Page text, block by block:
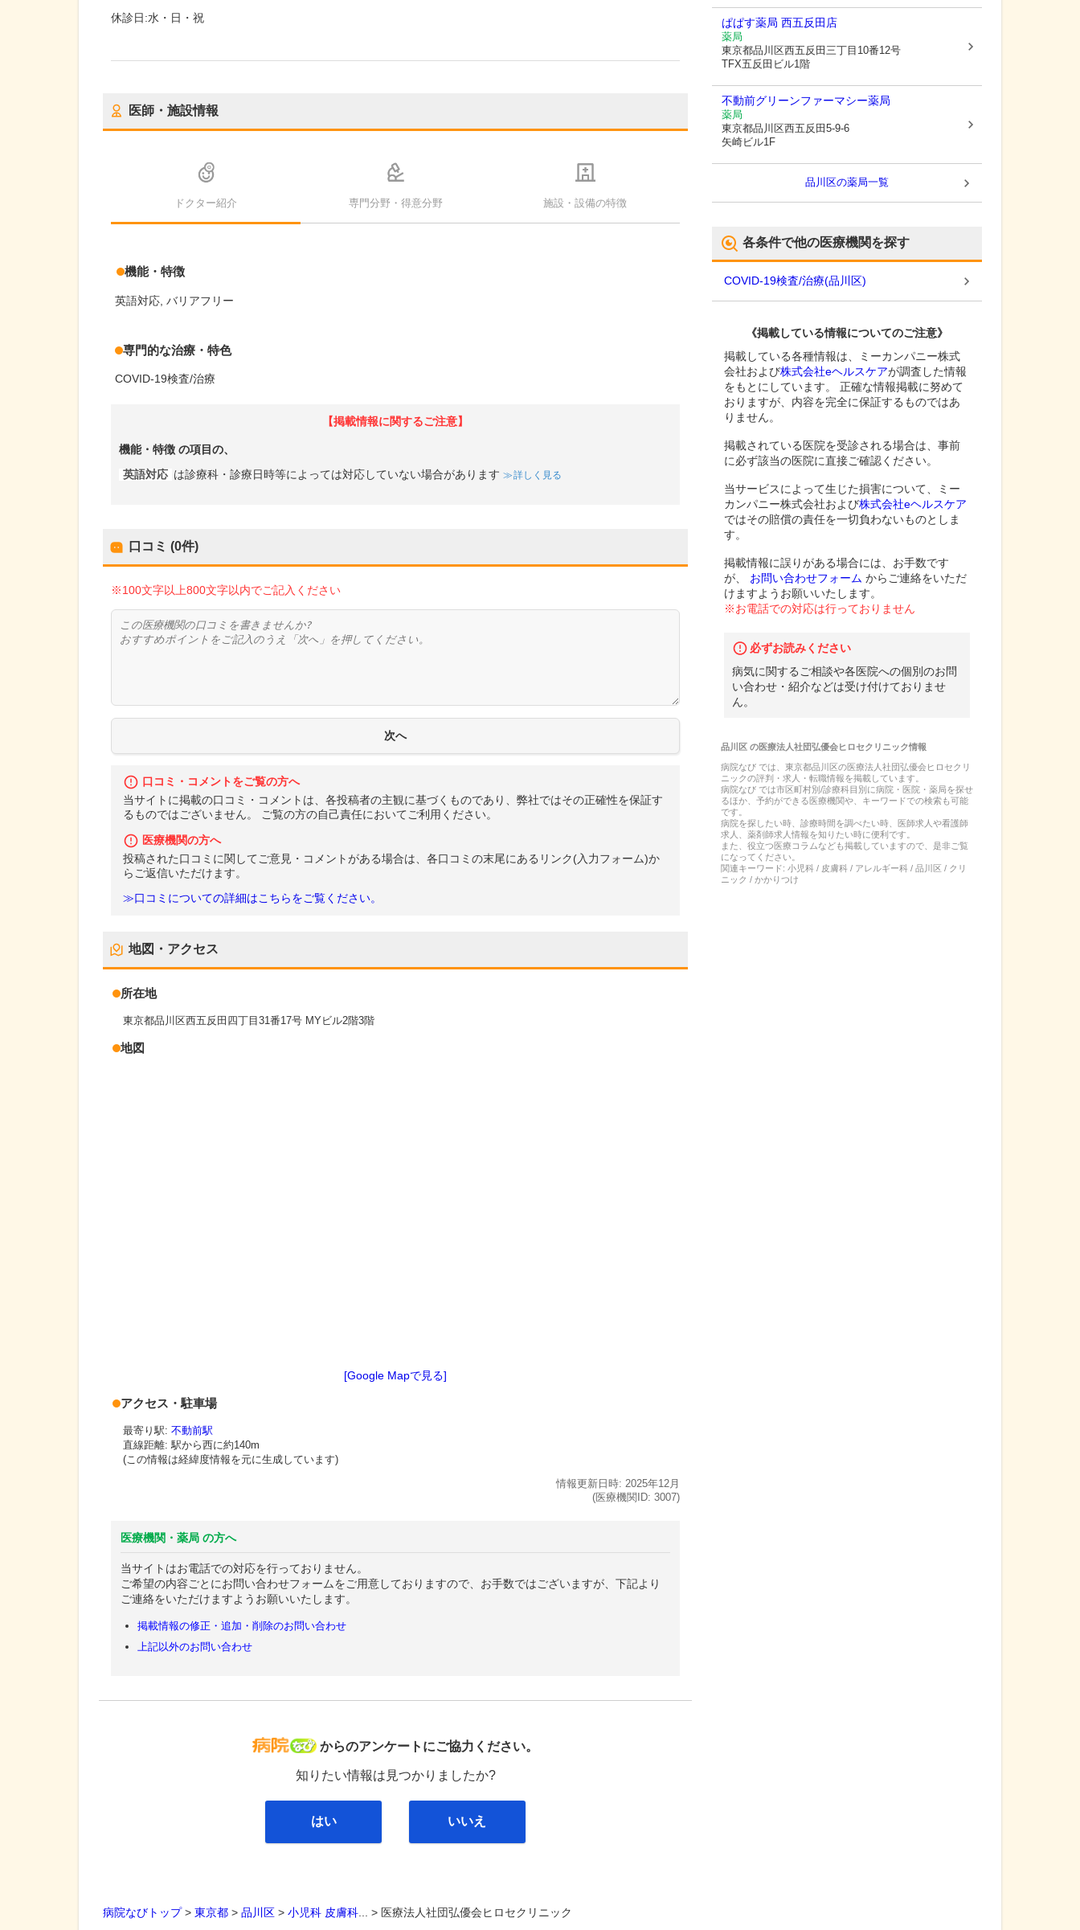
休診日:水・日・祝
医師・施設情報
ドクター紹介 専門分野・得意分野 施設・設備の特徴
機能・特徴
英語対応 バリアフリー
専門的な治療・特色
COVID-19検査/治療
【掲載情報に関するご注意】
機能・特徴 の項目の、
英語対応 は診療科・診療日時等によっては対応していない場合があります 詳しく見る
口コミ (0件)
※100文字以上800文字以内でご記入ください
口コミ・コメントをご覧の方へ
当サイトに掲載の口コミ・コメントは、各投稿者の主観に基づくものであり、弊社ではその正確性を保証す
るものではございません。 ご覧の方の自己責任においてご利用ください。
医療機関の方へ
投稿された口コミに関してご意見・コメントがある場合は、各口コミの末尾にあるリンク(入力フォーム)か
らご返信いただけます。
≫口コミについての詳細はこちらをご覧ください。
地図・アクセス
所在地
東京都品川区西五反田四丁目31番17号 MYビル2階3階
地図
[Google Mapで見る]
アクセス・駐車場
最寄り駅: 不動前駅
直線距離: 駅から西に約140m
(この情報は経緯度情報を元に生成しています)
情報更新日時: 2025年12月
(医療機関ID: 3007)
医療機関・薬局 の方へ
当サイトはお電話での対応を行っておりません。
ご希望の内容ごとにお問い合わせフォームをご用意しておりますので、お手数ではございますが、下記より
ご連絡をいただけますようお願いいたします。
掲載情報の修正・追加・削除のお問い合わせ
上記以外のお問い合わせ
病院なび
からのアンケートにご協力ください。
知りたい情報は見つかりましたか?
はい いいえ
ぱぱす薬局 西五反田店
薬局
東京都品川区西五反田三丁目10番12号
TFX五反田ビル1階
不動前グリーンファーマシー薬局
薬局
東京都品川区西五反田5-9-6
矢崎ビル1F
品川区の薬局一覧
各条件で他の医療機関を探す
COVID-19検査/治療(品川区)
《掲載している情報についてのご注意》
掲載している各種情報は、ミーカンパニー株式
会社および株式会社eヘルスケアが調査した情報
をもとにしています。 正確な情報掲載に努めて
おりますが、内容を完全に保証するものではあ
りません。
掲載されている医院を受診される場合は、事前
に必ず該当の医院に直接ご確認ください。
当サービスによって生じた損害について、ミー
カンパニー株式会社および株式会社eヘルスケア
ではその賠償の責任を一切負わないものとしま
す。
掲載情報に誤りがある場合には、お手数です
が、
お問い合わせフォーム からご連絡をいただ
けますようお願いいたします。
※お電話での対応は行っておりません
必ずお読みください
病気に関するご相談や各医院への個別のお問
い合わせ・紹介などは受け付けておりませ
ん。
品川区の医療法人社団弘優会ヒロセクリニック情報
病院なび では、 東京都品川区の医療法人社団弘優会ヒロセクリ
ニックの評判・求人・転職情報を掲載しています。
病院なび では市区町村別/診療科目別に病院・医院・薬局を探せ
るほか、予約ができる医療機関や、キーワードでの検索も可能
です。
病院を探したい時、診療時間を調べたい時、医師求人や看護師
求人、薬剤師求人情報を知りたい時に便利です。
また、役立つ医療コラムなども掲載していますので、是非ご覧
になってください。
関連キーワード: 小児科 / 皮膚科 / アレルギー科 / 品川区 / クリ
ニック / かかりつけ
病院なびトップ> 東京都 > 品川区 > 小児科 皮膚科 ... > 医療法人社団弘優会ヒロセクリニック